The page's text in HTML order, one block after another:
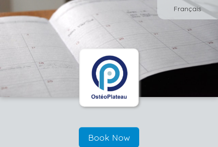
Français
Book Now